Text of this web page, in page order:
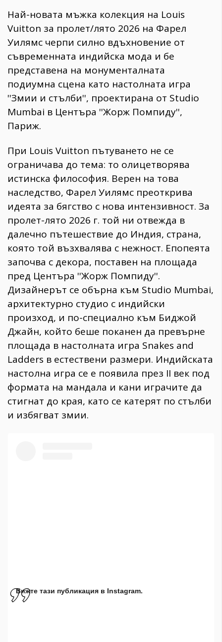
Най-новата мъжка колекция на Louis
Vuitton за пролет/лято 2026 на Фарел
Уилямс черпи силно вдъхновение от
съвременната индийска мода и бе
представена на монументалната
подиумна сцена като настолната игра
''Змии и стълби'', проектирана от Studio
Mumbai в Центъра ''Жорж Помпиду'',
Париж.
При Louis Vuitton пътуването не се
ограничава до тема: то олицетворява
истинска философия. Верен на това
наследство, Фарел Уилямс преоткрива
идеята за бягство с нова интензивност. За
пролет-лято 2026 г. той ни отвежда в
далечно пътешествие до Индия, страна,
която той възхвалява с нежност. Епопеята
започва с декора, поставен на площада
пред Центъра ''Жорж Помпиду''.
Дизайнерът се обърна към Studio Mumbai,
архитектурно студио с индийски
произход, и по-специално към Биджой
Джайн, който беше поканен да превърне
площада в настолната игра Snakes and
Ladders в естествени размери. Индийската
настолна игра се е появила през II век под
формата на мандала и кани играчите да
стигнат до края, като се катерят по стълби
и избягват змии.
Вижте тази публикация в Instagram.